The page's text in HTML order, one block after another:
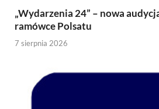
„Wydarzenia 24” – nowa
ramówce Polsatu
7 sierpnia 2026